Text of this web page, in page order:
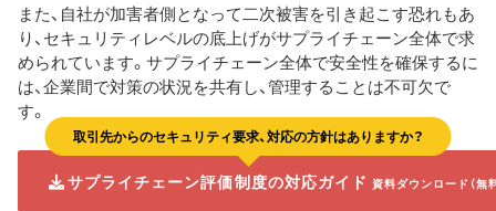
また、自社が加害者側となって二次被害を引き起こす恐れもあ
り、セキュリティレベルの底上げがサプライチェーン全体で求
められています。サプライチェーン全体で安全性を確保するに
は、企業間で対策の状況を共有し、管理することは不可欠で
す。
取引先からのセキュリティ要求、対応の方針はありますか？
サプライチェーン評価制度の対応ガイド 資料ダウンロード（無